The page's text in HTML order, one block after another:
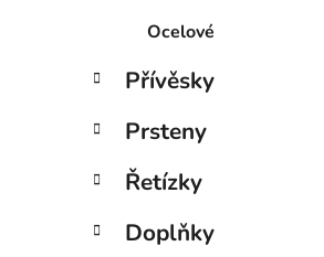
Ocelové
Přívěsky
Prsteny
Řetízky
Doplňky